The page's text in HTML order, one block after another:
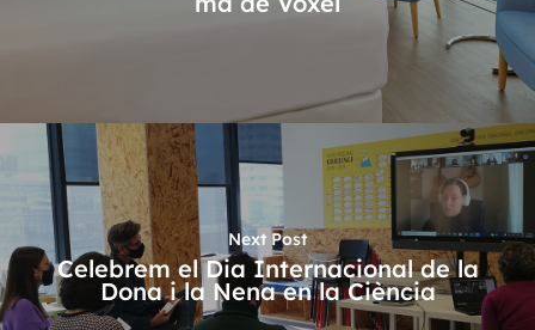
Next Post
Celebrem el Dia Internacional de la
Dona i la Nena en la Ciència